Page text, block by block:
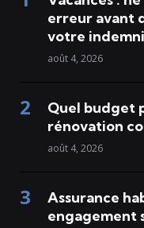
erreur avant
votre
août 4, 2026
Quel budget
rénovation
août 4, 2026
Assurance
engagement